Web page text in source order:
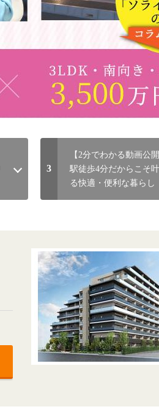
3
【2分でわかる動画公開
駅徒歩4分だからこそ
る快適・便利な暮らし